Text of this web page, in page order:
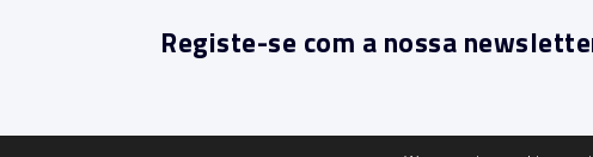
Registe-se com a nossa